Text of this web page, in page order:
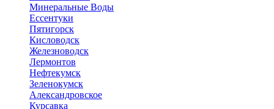
Минеральные Воды
Ессентуки
Пятигорск
Кисловодск
Железноводск
Лермонтов
Нефтекумск
Зеленокумск
Александровское
Курсавка